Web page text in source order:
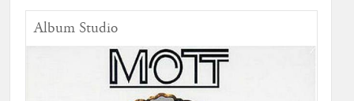
Album Studio